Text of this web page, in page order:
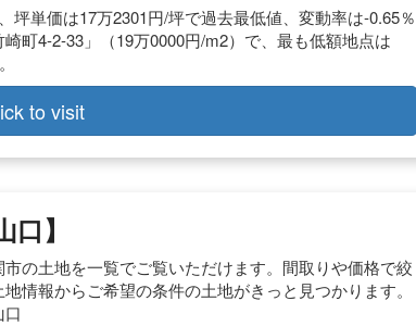
坪単価は17万2301円/坪で過去最低値、変動率は-0.65％
町4-2-33」（19万0000円/m2）で、最も低額地点は
to visit
】
の土地を一覧でご覧いただけます。間取りや価格で絞
情報からご希望の条件の土地がきっと見つかります。